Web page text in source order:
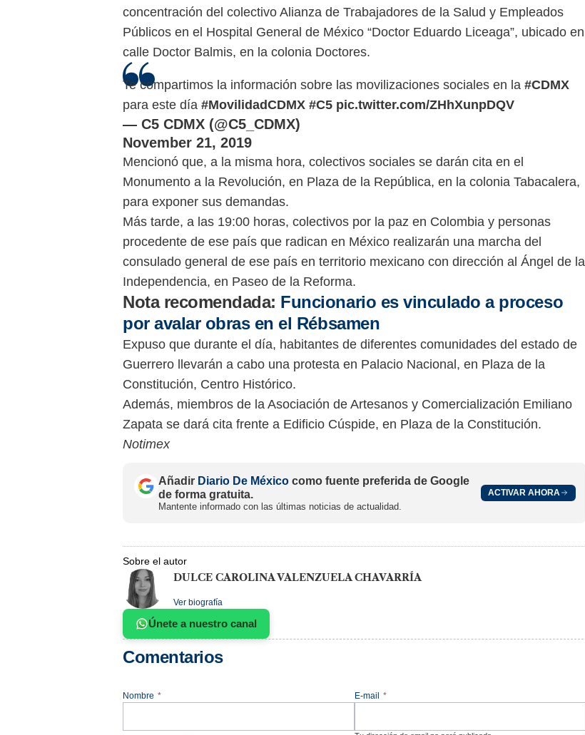
concentración del colectivo Alianza de Trabajadores de la Salud y Empleados
Públicos en el Hospital General de México “Doctor Eduardo Liceaga”, ubicado en
calle Doctor Balmis, en la colonia Doctores.
Te compartimos la información sobre las movilizaciones sociales en la #CDMX
para este día #MovilidadCDMX #C5 pic.twitter.com/ZHhXunpDQV
— C5 CDMX (@C5_CDMX)
November 21, 2019
Mencionó que, a la misma hora, colectivos sociales se darán cita en el
Monumento a la Revolución, en Plaza de la República, en la colonia Tabacalera,
para exponer sus demandas.
Más tarde, a las 19:00 horas, colectivos por la paz en Colombia y personas
procedente de ese país que radican en México realizarán una marcha del
consulado general de ese país en territorio mexicano con dirección al Ángel de la
Independencia, en Paseo de la Reforma.
Nota recomendada: Funcionario es vinculado a proceso
por avalar obras en el Rébsamen
Expuso que durante el día, habitantes de diferentes comunidades del estado de
Guerrero llevarán a cabo una protesta en Palacio Nacional, en Plaza de la
Constitución, Centro Histórico.
Además, miembros de la Asociación de Artesanos y Comercialización Emiliano
Zapata se dará cita frente a Edificio Cúspide, en Plaza de la Constitución.
Notimex
Añadir Diario De México como fuente preferida de Google
de forma gratuita.
Mantente informado con las últimas noticias de actualidad.
ACTIVAR AHORA
Sobre el autor
DULCE CAROLINA VALENZUELA CHAVARRÍA
Ver biografía
Únete a nuestro canal
Comentarios
Nombre * E-mail *